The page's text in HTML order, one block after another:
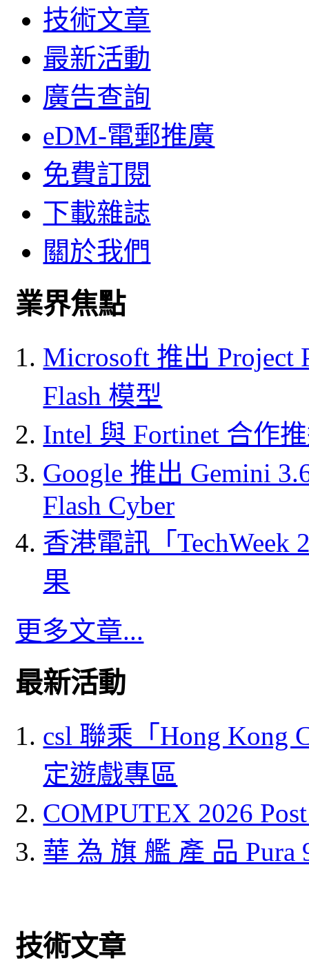
技術文章
最新活動
廣告查詢
eDM-電郵推廣
免費訂閱
下載雜誌
關於我們
業界焦點
Microsoft 推出 Project
Flash 模型
Intel 與 Fortinet 合作
Google 推出 Gemini
Flash Cyber
香港電訊「
果
更多文章...
最新活動
csl 聯乘「Hong Kong
定遊戲專區
COMPUTEX 2026
華 為 旗 艦 產 品 Pura
技術文章